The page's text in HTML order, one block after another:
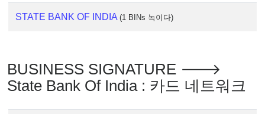
IP
BIN
Checker
/
Validator
STATE BANK OF INDIA (1 BINs 녹이다)
BUSINESS SIGNATURE 🡒
State Bank Of India : 카드 네트워크